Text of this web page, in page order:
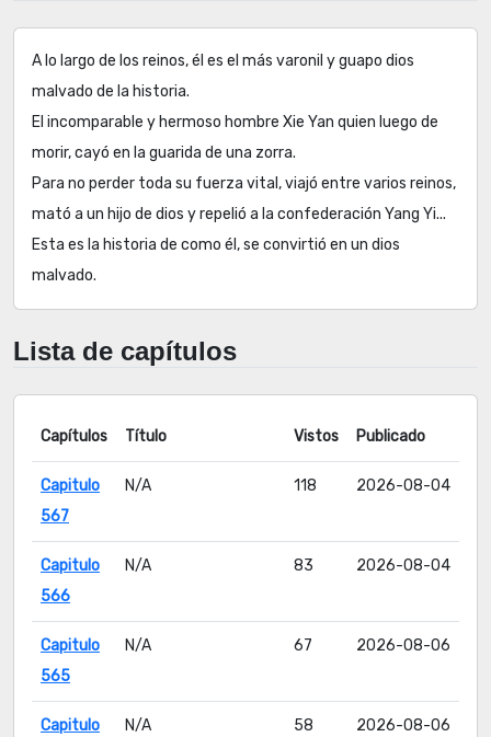
A lo largo de los reinos, él es el más varonil y guapo dios
malvado de la historia.
El incomparable y hermoso hombre Xie Yan quien luego de
morir, cayó en la guarida de una zorra.
Para no perder toda su fuerza vital, viajó entre varios reinos,
mató a un hijo de dios y repelió a la confederación Yang Yi...
Esta es la historia de como él, se convirtió en un dios
malvado.
Lista de capítulos
Capítulos Título Vistos Publicado
Capitulo
567
N/A 118 2026-08-04
Capitulo
566
N/A 83 2026-08-04
Capitulo
565
N/A 67 2026-08-06
Capitulo
N/A 58 2026-08-06